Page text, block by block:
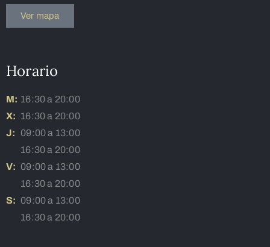
Ver mapa
Horario
M: 16:30 a 20:00
X: 16:30 a 20:00
J:
09:00 a 13:00
16:30 a 20:00
V: 09:00 a 13:00
16:30 a 20:00
S: 09:00 a 13:00
16:30 a 20:00